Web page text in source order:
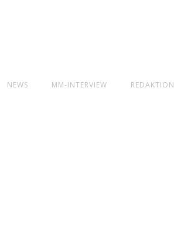
NEWS MM-INTERVIEW REDAKTION